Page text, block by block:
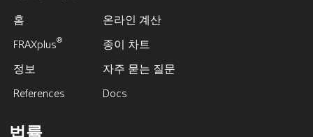
홈
온라인 계산
FRAXplus®
종이 차트
정보
자주 묻는 질문
References
Docs
법률